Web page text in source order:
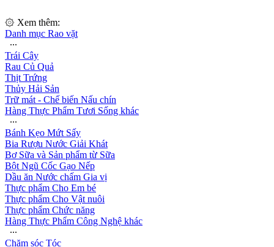
۞ Xem thêm:
Danh mục Rao vặt
∙∙∙
Trái Cây
Rau Củ Quả
Thịt Trứng
Thủy Hải Sản
Trữ mát - Chế biến Nấu chín
Hàng Thực Phẩm Tươi Sống khác
∙∙∙
Bánh Kẹo Mứt Sấy
Bia Rượu Nước Giải Khát
Bơ Sữa và Sản phẩm từ Sữa
Bột Ngũ Cốc Gạo Nếp
Dầu ăn Nước chấm Gia vị
Thực phẩm Cho Em bé
Thực phẩm Cho Vật nuôi
Thực phẩm Chức năng
Hàng Thực Phẩm Công Nghệ khác
∙∙∙
Chăm sóc Tóc